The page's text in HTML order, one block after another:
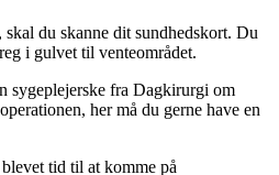
du skanne dit sundhedskort. Du
i gulvet til venteområdet.
sygeplejerske fra Dagkirurgi om
her må du gerne have en
tid til at komme på